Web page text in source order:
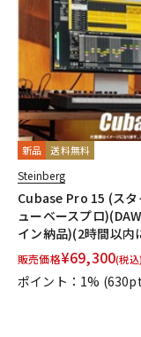
新品 送料無料
Steinberg
Cubase Pro 15 (ス
ューベースプロ
イン納品)(2時間以内
販売価格¥69,300(税込)
ポイント：1%